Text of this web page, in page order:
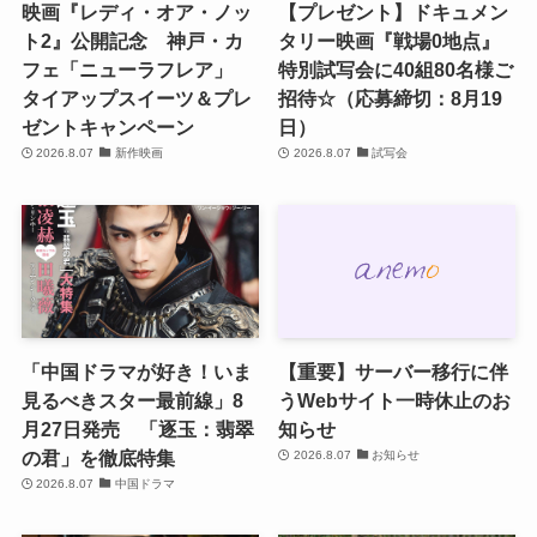
映画『レディ・オア・ノッ
ト2』公開記念 神戸・カ
フェ「ニューラフレア」
タイアップスイーツ＆プレ
ゼントキャンペーン
2026.8.07 新作映画
【プレゼント】ドキュメン
タリー映画『戦場0地点』
特別試写会に40組80名様ご
招待☆（応募締切：8月19
日）
2026.8.07 試写会
「中国ドラマが好き！いま
見るべきスター最前線」8
月27日発売 「逐玉：翡翠
の君」を徹底特集
2026.8.07 中国ドラマ
【重要】サーバー移行に伴
うWebサイト一時休止のお
知らせ
2026.8.07 お知らせ